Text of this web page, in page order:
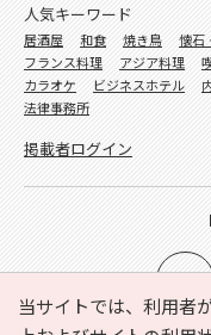
当サイトでは、利用者
人気キーワード
居酒屋 和食 焼き鳥 懐石
フランス料理
アジア料理
カラオケ
ビジネスホテル
法律事務所
掲載者ログイン